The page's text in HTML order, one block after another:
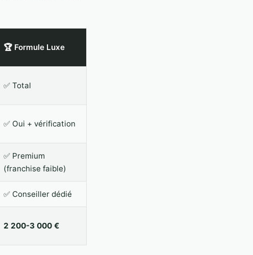
🏆 Formule Luxe
✅ Total
✅ Oui + vérification
✅ Premium
(franchise faible)
✅ Conseiller dédié
2 200-3 000 €